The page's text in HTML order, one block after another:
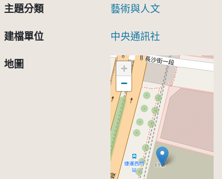
主題分類 藝術與人文
建檔單位 中央通訊社
地圖
+
−